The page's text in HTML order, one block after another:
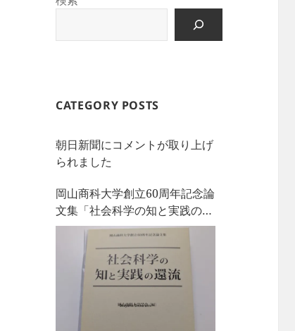
CATEGORY POSTS
朝日新聞にコメントが取り上げ
られました
岡山商科大学創立60周年記念論
文集「社会科学の知と実践の還
流」を刊行しました